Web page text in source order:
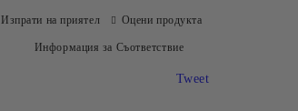
Изпрати на приятел Оцени продукта
Информация за Съответствие
Tweet